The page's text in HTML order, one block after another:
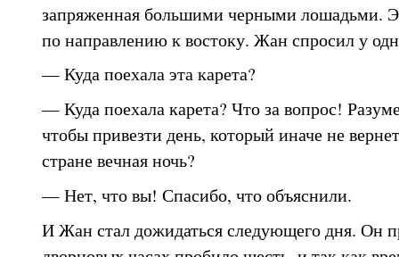
запряженная большими черными лошадьми.
по направлению к востоку. Жан спросил у
— Куда поехала эта карета?
— Куда поехала карета? Что за вопрос!
чтобы привезти день, который иначе не
стране вечная ночь?
— Нет, что вы! Спасибо, что объяснили.
И Жан стал дожидаться следующего дня. Он